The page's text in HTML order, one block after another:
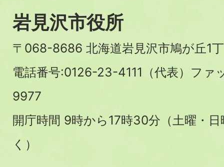
岩見沢市役所
〒068-8686 北海道岩見沢市鳩が丘1
電話番号:0126-23-4111（代表）フ
9977
開庁時間 9時から17時30分（土曜・
く）